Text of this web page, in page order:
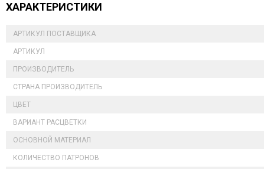
ХАРАКТЕРИСТИКИ
АРТИКУЛ ПОСТАВЩИКА
АРТИКУЛ
ПРОИЗВОДИТЕЛЬ
СТРАНА ПРОИЗВОДИТЕЛЬ
ЦВЕТ
ВАРИАНТ РАСЦВЕТКИ
ОСНОВНОЙ МАТЕРИАЛ
КОЛИЧЕСТВО ПАТРОНОВ